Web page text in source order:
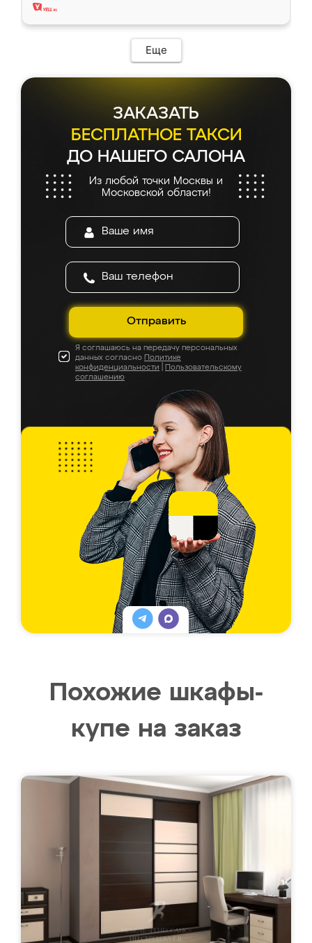
Еще
ЗАКАЗАТЬ
БЕСПЛАТНОЕ ТАКСИ
ДО НАШЕГО САЛОНА
Из любой точки Москвы и
Московской области!
Отправить
Я соглашаюсь на передачу персональных
данных согласно Политике
конфиденциальности
Пользовательскому
соглашению
Похожие шкафы-
купе на заказ